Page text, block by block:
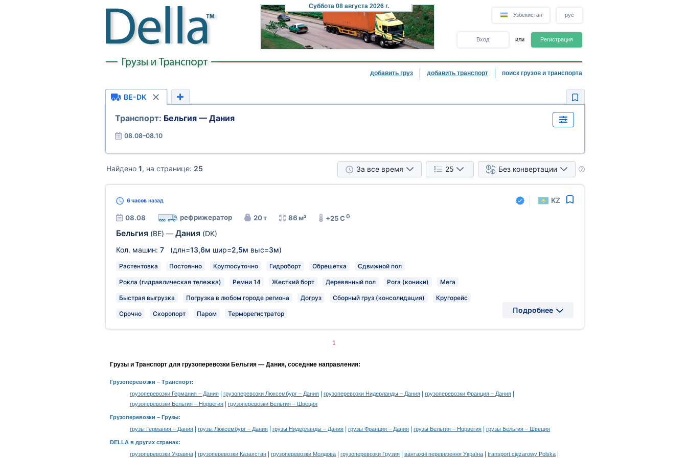
Суббота08 августа 2026 г.
Узбекистан рус
Вход или Регистрация
добавить груз добавить транспорт поиск грузов и транспорта
BE-DK
Транспорт: Бельгия — Дания
08.08–08.10
Найдено 1, на странице: 25 За все время 25 Без конвертации
6 часовназад KZ
08.08 рефрижератор 20 т 86 м³ +25 C0
Бельгия (BE) — Дания (DK)
Кол. машин: 7(длн=13,6м шир=2,5м выс=3м)
Растентовка Постоянно Круглосуточно Гидроборт Обрешетка Сдвижной пол
Рокла (гидравлическая тележка) Ремни 14 Жесткий борт Деревянный пол Рога (коники) Мега
Быстрая выгрузка Погрузка в любом городе региона Догруз Сборный груз (консолидация) Кругорейс
Срочно Скоропорт Паром Терморегистратор Подробнее
1
Грузы и Транспорт для грузоперевозки Бельгия — Дания, соседние направления:
Грузоперевозки – Транспорт:
грузоперевозки Германия – Дания
грузоперевозки Люксембург – Дания грузоперевозки Нидерланды – Дания грузоперевозки Франция – Дания
грузоперевозки Бельгия – Норвегия грузоперевозки Бельгия – Швеция
Грузоперевозки – Грузы:
грузы Германия – Дания
грузы Люксембург – Дания грузы Нидерланды – Дания грузы Франция – Дания грузы Бельгия – Норвегия грузы Бельгия – Швеция
DELLA в других странах:
грузоперевозки Украина
грузоперевозки Казахстан грузоперевозки Молдова грузоперевозки Грузия вантажні перевезення Україна transport ciężarowy Polska